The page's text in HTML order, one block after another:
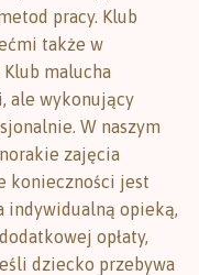
pracy. Klub
także w
malucha
ale wykonujący
W naszym
zajęcia
konieczności jest
indywidualną opieką,
opłaty,
dziecko przebywa